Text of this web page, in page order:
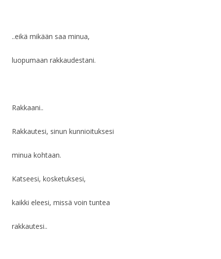
..eikä mikään saa minua,
luopumaan rakkaudestani.
Rakkaani..
Rakkautesi, sinun kunnioituksesi
minua kohtaan.
Katseesi, kosketuksesi,
kaikki eleesi, missä voin tuntea
rakkautesi..